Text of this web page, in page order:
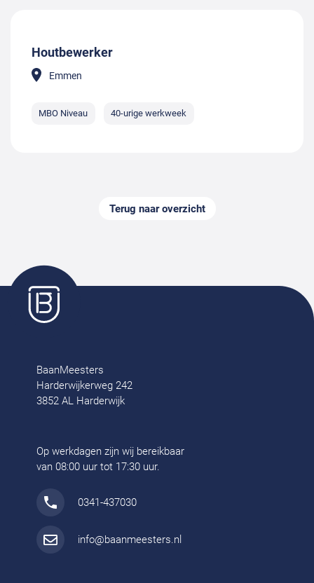
Houtbewerker
Emmen
MBO Niveau 40-urige werkweek
Terug naar overzicht
BaanMeesters
Harderwijkerweg 242
3852 AL Harderwijk
Op werkdagen zijn wij bereikbaar
van 08:00 uur tot 17:30 uur.
0341-437030
info@baanmeesters.nl